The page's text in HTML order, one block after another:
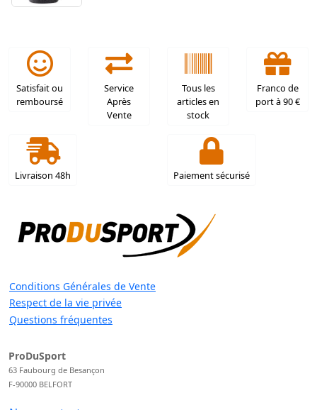
Satisfait ou
remboursé
Service
Après
Vente
Tous les
articles en
stock
Franco de
port à 90 €
Livraison 48h Paiement sécurisé
Conditions Générales de Vente
Respect de la vie privée
Questions fréquentes
ProDuSport
63 Faubourg de Besançon
F-90000 BELFORT